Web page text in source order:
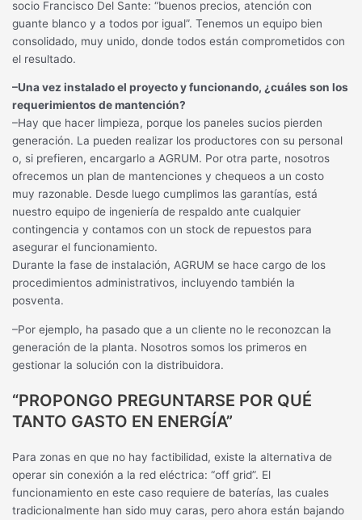
socio Francisco Del Sante: “buenos precios, atención con
guante blanco y a todos por igual”. Tenemos un equipo bien
consolidado, muy unido, donde todos están comprometidos con
el resultado.
–Una vez instalado el proyecto y funcionando, ¿cuáles son los
requerimientos de mantención?
–Hay que hacer limpieza, porque los paneles sucios pierden
generación. La pueden realizar los productores con su personal
o, si prefieren, encargarlo a AGRUM. Por otra parte, nosotros
ofrecemos un plan de mantenciones y chequeos a un costo
muy razonable. Desde luego cumplimos las garantías, está
nuestro equipo de ingeniería de respaldo ante cualquier
contingencia y contamos con un stock de repuestos para
asegurar el funcionamiento.
Durante la fase de instalación, AGRUM se hace cargo de los
procedimientos administrativos, incluyendo también la
posventa.
–Por ejemplo, ha pasado que a un cliente no le reconozcan la
generación de la planta. Nosotros somos los primeros en
gestionar la solución con la distribuidora.
“PROPONGO PREGUNTARSE POR QUÉ
TANTO GASTO EN ENERGÍA”
Para zonas en que no hay factibilidad, existe la alternativa de
operar sin conexión a la red eléctrica: “off grid”. El
funcionamiento en este caso requiere de baterías, las cuales
tradicionalmente han sido muy caras, pero ahora están bajando